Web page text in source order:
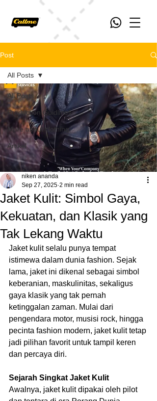
Post
All Posts
Production Guidlines
More about clothing
Artikel
All Posts
Jaket Kulit: Simbol Gaya,
Kekuatan, dan Klasik yang
Tak Lekang Waktu
niken ananda
Sep 27, 2025 2 min read
Jaket kulit selalu punya tempat
istimewa dalam dunia fashion. Sejak
lama, jaket ini dikenal sebagai simbol
keberanian, maskulinitas, sekaligus
gaya klasik yang tak pernah
ketinggalan zaman. Mulai dari
pengendara motor, musisi rock, hingga
pecinta fashion modern, jaket kulit tetap
jadi pilihan favorit untuk tampil keren
dan percaya diri.
Sejarah Singkat Jaket Kulit
Awalnya, jaket kulit dipakai oleh pilot